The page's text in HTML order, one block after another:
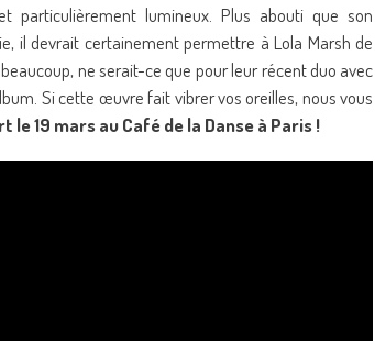
lumineux. Plus abouti que son
il devrait certainement permettre à Lola Marsh de
ne serait-ce que pour leur récent duo avec
Si cette œuvre fait vibrer vos oreilles, nous vous
le 19 mars au Café de la Danse à Paris !